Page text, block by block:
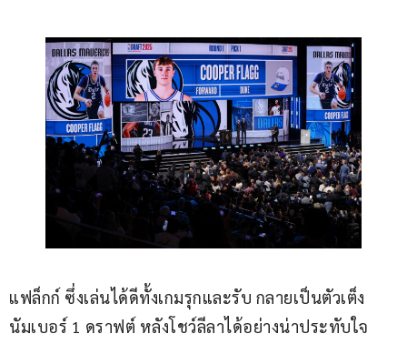
แฟล็กก์ ซึ่งเล่นได้ดีทั้งเกมรุกและรับ กลายเป็นตัวเต็ง
นัมเบอร์ 1 ดราฟต์ หลังโชว์ลีลาได้อย่างน่าประทับใจ